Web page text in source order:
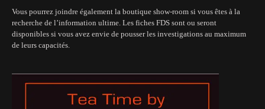
Vous pourrez joindre également la boutique show-room si vous êtes à la
recherche de l’information ultime. Les fiches FDS sont ou seront
disponibles si vous avez envie de pousser les investigations au maximum
de leurs capacités.